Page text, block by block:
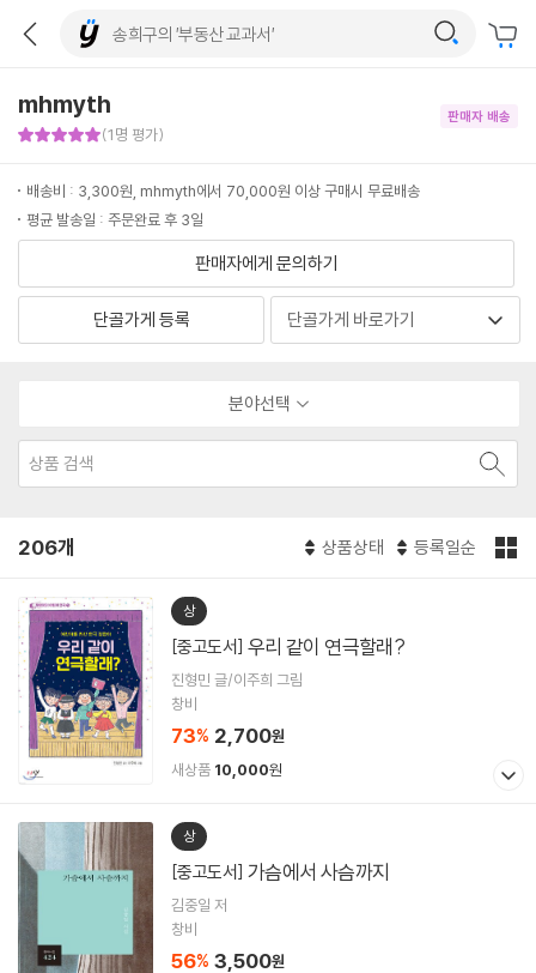
mhmyth
(1명 평가)
판매자 배송
배송비 : 3,300원, mhmyth에서 70,000원 이상 구매시 무료배송
평균 발송일 : 주문완료 후 3일
판매자에게 문의하기
단골가게 등록
분야선택
206개 상품상태 등록일순
상
[중고도서] 우리 같이 연극할래?
진형민 글/이주희 그림
창비
73% 2,700원
새상품 10,000원
상
[중고도서] 가슴에서 사슴까지
김중일 저
창비
56% 3,500원